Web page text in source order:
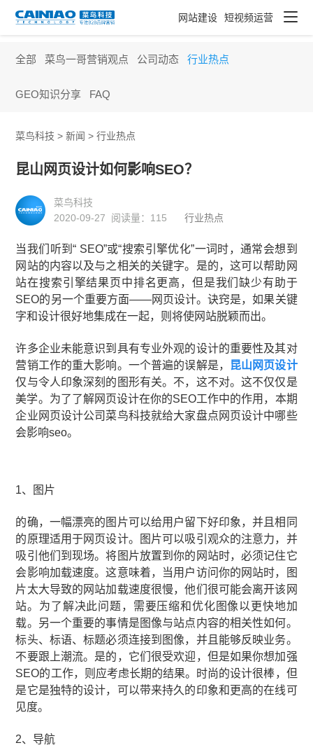
网站建设 短视频运营
全部 菜鸟一哥营销观点 公司动态 行业热点
GEO知识分享 FAQ
菜鸟科技 >新闻 >行业热点
昆山网页设计如何影响SEO？
菜鸟科技
2020-09-27 阅读量： 115 行业热点
当我们听到“ SEO”或“搜索引擎优化”一词时，通常会想到
网站的内容以及与之相关的关键字。是的，这可以帮助网
站在搜索引擎结果页中排名更高，但是我们缺少有助于
SEO的另一个重要方面——网页设计。诀窍是，如果关键
字和设计很好地集成在一起，则将使网站脱颖而出。
许多企业未能意识到具有专业外观的设计的重要性及其对
营销工作的重大影响。一个普遍的误解是，
昆山网页设计
仅与令人印象深刻的图形有关。不，这不对。这不仅仅是
美学。为了了解网页设计在你的SEO工作中的作用，本期
企业网页设计公司菜鸟科技就给大家盘点网页设计中哪些
会影响seo。
1、图片
的确，一幅漂亮的图片可以给用户留下好印象，并且相同
的原理适用于网页设计。图片可以吸引观众的注意力，并
吸引他们到现场。将图片放置到你的网站时，必须记住它
会影响加载速度。这意味着，当用户访问你的网站时，图
片太大导致的网站加载速度很慢，他们很可能会离开该网
站。为了解决此问题，需要压缩和优化图像以更快地加
载。另一个重要的事情是图像与站点内容的相关性如何。
标头、标语、标题必须连接到图像，并且能够反映业务。
不要跟上潮流。是的，它们很受欢迎，但是如果你想加强
SEO的工作，则应考虑长期的结果。时尚的设计很棒，但
是它是独特的设计，可以带来持久的印象和更高的在线可
见度。
2、导航